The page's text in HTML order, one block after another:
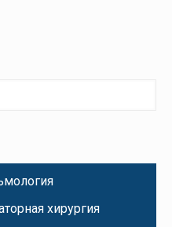
хирургия